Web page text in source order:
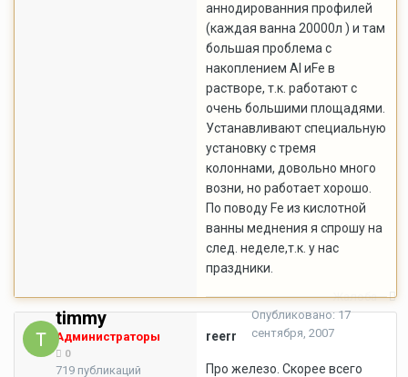
аннодированния профилей
(каждая ванна 20000л ) и там
большая проблема с
накоплением Al иFe в
растворе, т.к. работают с
очень большими площадями.
Устанавливают специальную
установку с тремя
колоннами, довольно много
возни, но работает хорошо.
По поводу Fe из кислотной
ванны меднения я спрошу на
след. неделе,т.к. у нас
праздники.
timmy
Администраторы
0
719 публикаций
Жалоба
Опубликовано:17
сентября, 2007
reerr
Про железо. Скорее всего